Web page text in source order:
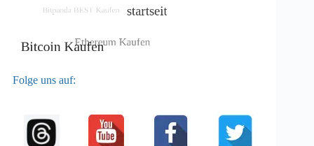
Folge uns auf: